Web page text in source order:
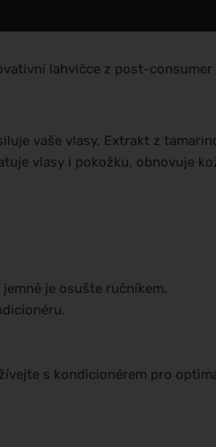
lahvičce z post-consumer
vaše vlasy. Extrakt z
vlasy i pokožku, obnovuje
je osušte ručníkem.
s kondicionérem pro